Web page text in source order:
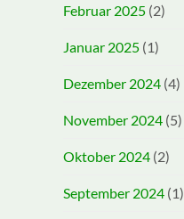
Februar 2025 (2)
Januar 2025 (1)
Dezember 2024 (4)
November 2024 (5)
Oktober 2024 (2)
September 2024 (1)